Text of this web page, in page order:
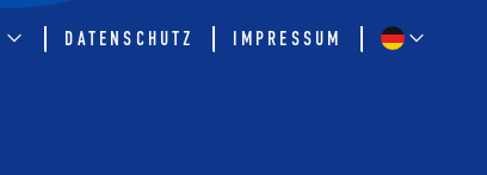
DATENSCHUTZ IMPRESSUM